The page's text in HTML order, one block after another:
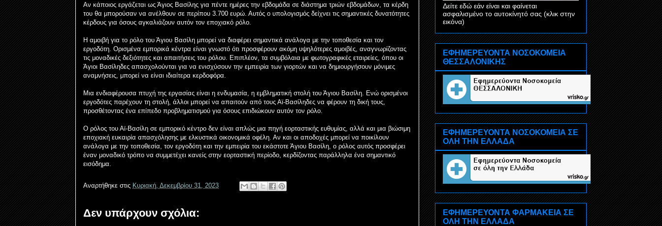
Αν κάποιος εργάζεται ως Άγιος Βασίλης για πέντε ημέρες την εβδομάδα σε διάστημα τριών εβδομάδων, τα κέρδη
του θα μπορούσαν να ανέλθουν σε περίπου 3.700 ευρώ. Αυτός ο υπολογισμός δείχνει τις σημαντικές δυνατότητες
κέρδους για όσους αγκαλιάζουν αυτόν τον εποχιακό ρόλο.
Η αμοιβή για το ρόλο του Άγιου Βασίλη μπορεί να διαφέρει σημαντικά ανάλογα με την τοποθεσία και τον
εργοδότη. Ορισμένα εμπορικά κέντρα είναι γνωστό ότι προσφέρουν ακόμη υψηλότερες αμοιβές, αναγνωρίζοντας
τις μοναδικές δεξιότητες και απαιτήσεις του ρόλου. Επιπλέον, τα συμβόλαια με φωτογραφικές εταιρείες, όπου οι
Άγιοι Βασίληδες απασχολούνται για να ενισχύσουν την εμπειρία των γιορτών και να δημιουργήσουν μόνιμες
αναμνήσεις, μπορεί να είναι ιδιαίτερα κερδοφόρα.
Μια ενδιαφέρουσα πτυχή της εργασίας είναι η ενδυμασία, η εμβληματική στολή του Άγιου Βασίλη. Ενώ ορισμένοι
εργοδότες παρέχουν τη στολή, άλλοι μπορεί να απαιτούν από τους Αϊ-Βασίληδες να φέρουν τη δική τους,
προσθέτοντας ένα επίπεδο προβληματισμού για όσους επιδιώκουν αυτόν τον ρόλο.
Ο ρόλος του Αϊ-Βασίλη σε εμπορικό κέντρο δεν είναι απλώς μια πηγή εορταστικής ευθυμίας, αλλά και μια βιώσιμη
εποχιακή ευκαιρία απασχόλησης με ελκυστικά οικονομικά οφέλη. Αν και οι αποδοχές μπορεί να ποικίλουν
ανάλογα με την τοποθεσία, τον εργοδότη και την εμπειρία του εκάστοτε Άγιου Βασίλη, ο ρόλος αυτός προσφέρει
έναν μοναδικό τρόπο να συμμετέχει κανείς στην εορταστική περίοδο, κερδίζοντας παράλληλα ένα σημαντικό
εισόδημα.
Αναρτήθηκε στις Κυριακή, Δεκεμβρίου 31, 2023
Δεν υπάρχουν σχόλια:
Δείτε εδώ εάν είναι και φαίνεται
ασφαλισμένο το αυτοκίνητό σας (κλικ στην
εικόνα)
ΕΦΗΜΕΡΕΥΟΝΤΑ ΝΟΣΟΚΟΜΕΙΑ
ΘΕΣΣΑΛΟΝΙΚΗΣ
ΕΦΗΜΕΡΕΥΟΝΤΑ ΝΟΣΟΚΟΜΕΙΑ ΣΕ
ΟΛΗ ΤΗΝ ΕΛΛΑΔΑ
ΕΦΗΜΕΡΕΥΟΝΤΑ ΦΑΡΜΑΚΕΙΑ ΣΕ
ΟΛΗ ΤΗΝ ΕΛΛΑΔΑ